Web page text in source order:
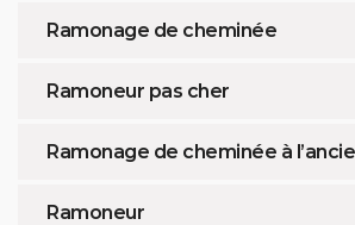
Ramonage de cheminée
Ramoneur pas cher
Ramonage de cheminée à
Ramoneur